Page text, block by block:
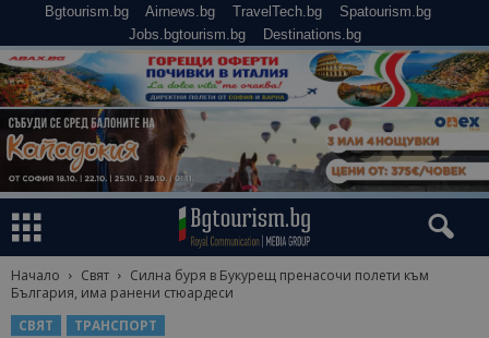
Bgtourism.bg Airnews.bg TravelTech.bg
Spatourism.bg
Jobs.bgtourism.bg
Destinations.bg
Начало Свят
Силна буря в Букурещ пренасочи полети към
България, има ранени стюардеси
СВЯТ
ТРАНСПОРТ